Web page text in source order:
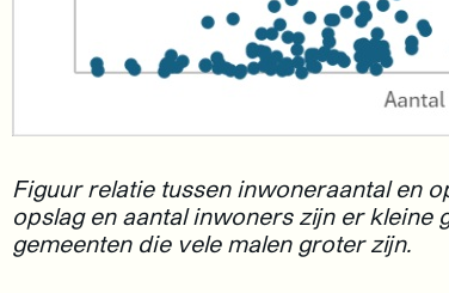
Figuur relatie tussen inwoneraantal en
opslag en aantal inwoners zijn er kleine
gemeenten die vele malen groter zijn.